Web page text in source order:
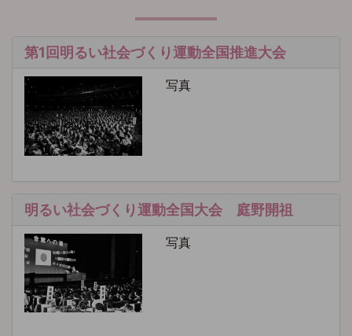
第1回明るい社会づくり運動全国推進大会
写真
明るい社会づくり運動全国大会 庭野開祖
写真